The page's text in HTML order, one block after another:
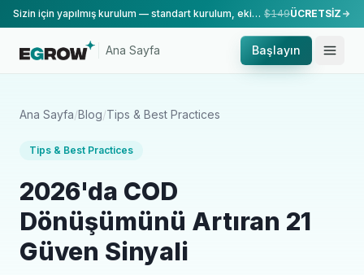
Sizin için yapılmış kurulum — standart kurulum, ekibimiz tarafından yapılır. $149ÜCRETSİZ
Ana Sayfa Başlayın
Ana Sayfa/Blog/Tips & Best Practices
Tips & Best Practices
2026'da COD
Dönüşümünü Artıran 21
Güven Sinyali